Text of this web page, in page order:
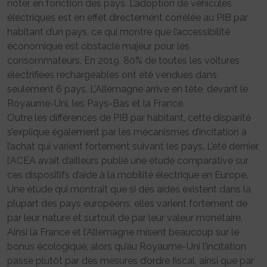
noter en fonction des pays. L’adoption de véhicules
électriques est en effet directement corrélée au PIB par
habitant d’un pays, ce qui montre que l’accessibilité
économique est obstacle majeur pour les
consommateurs. En 2019, 80% de toutes les voitures
électrifiées rechargeables ont été vendues dans
seulement 6 pays. L’Allemagne arrive en tête, devant le
Royaume-Uni, les Pays-Bas et la France.
Outre les différences de PIB par habitant, cette disparité
s’explique également par les mécanismes d’incitation à
l’achat qui varient fortement suivant les pays. L’été dernier,
l’ACEA avait d’ailleurs publié une étude comparative sur
ces dispositifs d’aide à la mobilité électrique en Europe.
Une étude qui montrait que si des aides existent dans la
plupart des pays européens, elles varient fortement de
par leur nature et surtout de par leur valeur monétaire.
Ainsi la France et l’Allemagne misent beaucoup sur le
bonus écologique, alors qu’au Royaume-Uni l’incitation
passe plutôt par des mesures d’ordre fiscal, ainsi que par